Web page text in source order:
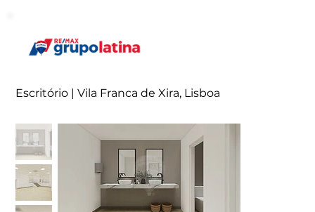
Escritório | Vila Franca de Xira, Lisboa